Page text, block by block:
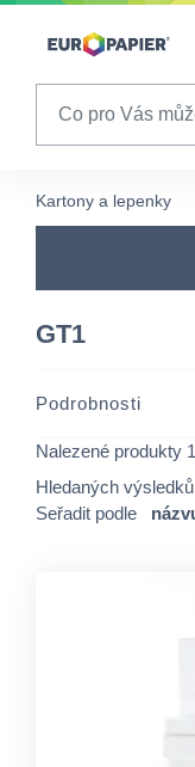
Table Of Content
Kartony a lepenky
GT1
Podrobnosti
Nalezené produkty 1
Hledaných výsledků
Seřadit podle